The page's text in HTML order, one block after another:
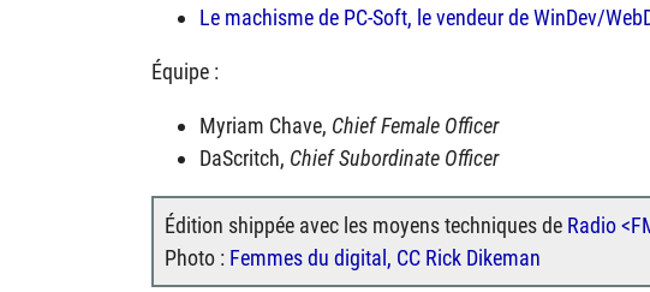
Le machisme de PC-Soft, le vendeur de WinDev/
Équipe :
Myriam Chave, Chief Female Officer
DaScritch, Chief Subordinate Officer
Édition shippée avec les moyens techniques de Radio
Photo : Femmes du digital, CC Rick Dikeman